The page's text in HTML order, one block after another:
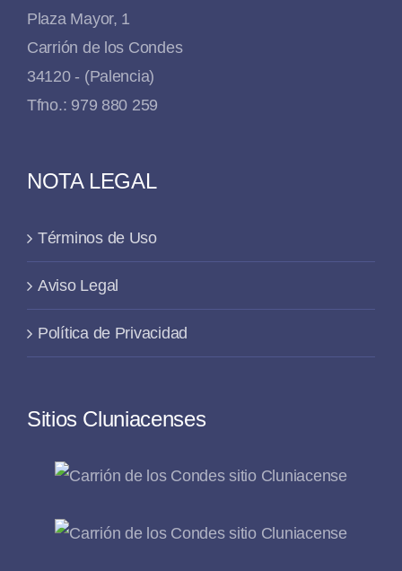
Plaza Mayor, 1
Carrión de los Condes
34120 - (Palencia)
Tfno.: 979 880 259
NOTA LEGAL
Términos de Uso
Aviso Legal
Política de Privacidad
Sitios Cluniacenses